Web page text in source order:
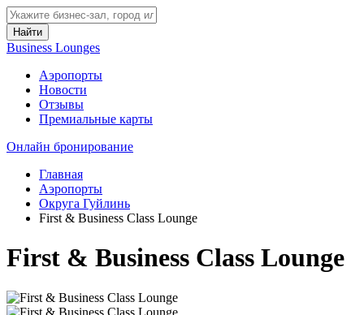
Найти
Business Lounges
Аэропорты
Новости
Отзывы
Премиальные карты
Онлайн бронирование
Главная
Аэропорты
Округа Гуйлинь
First & Business Class Lounge
First & Business Class Lounge